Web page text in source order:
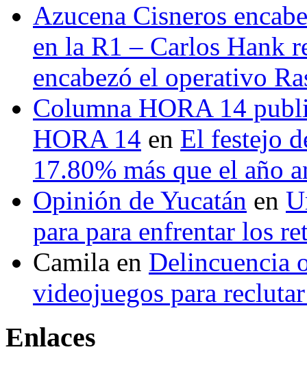
Azucena Cisneros
en la R1 – Carlos Hank
encabezó el operativo
Columna HORA 14
HORA 14 en El festejo
17.80% más que el año
Opinión de Yucatán en
para para enfrentar los
Camila en Delincuencia
videojuegos para
Enlaces